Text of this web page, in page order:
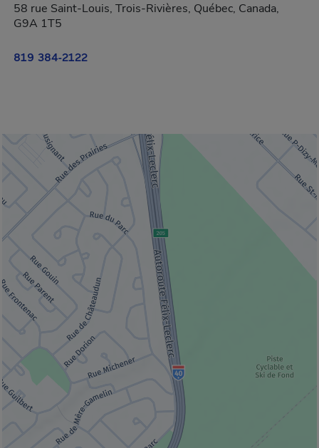
58 rue Saint-Louis, Trois-Rivières, Québec, Canada,
G9A 1T5
819 384-2122